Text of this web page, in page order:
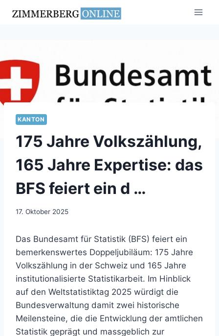
Inhalt
KANTON
175 Jahre Volkszählung,
165 Jahre Expertise: das
BFS feiert ein d …
17. Oktober 2025
Das Bundesamt für Statistik (BFS) feiert ein
bemerkenswertes Doppeljubiläum: 175 Jahre
Volkszählung in der Schweiz und 165 Jahre
institutionalisierte Statistikarbeit. Im Hinblick
auf den Weltstatistiktag 2025 würdigt die
Bundesverwaltung damit zwei historische
Meilensteine, die die Entwicklung der amtlichen
Statistik geprägt und massgeblich zur